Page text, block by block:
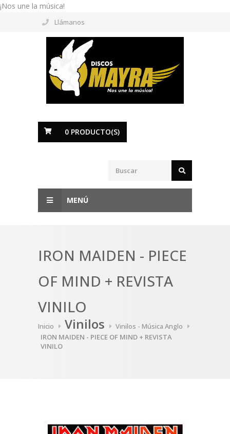
¡Nos une la música!
Llámanos
0 PRODUCTO(S)
MENÚ
IRON MAIDEN - PIECE
OF MIND + REVISTA
VINILO
Inicio Vinilos
Vinilos - Música Anglo
IRON MAIDEN - PIECE OF MIND + REVISTA
VINILO